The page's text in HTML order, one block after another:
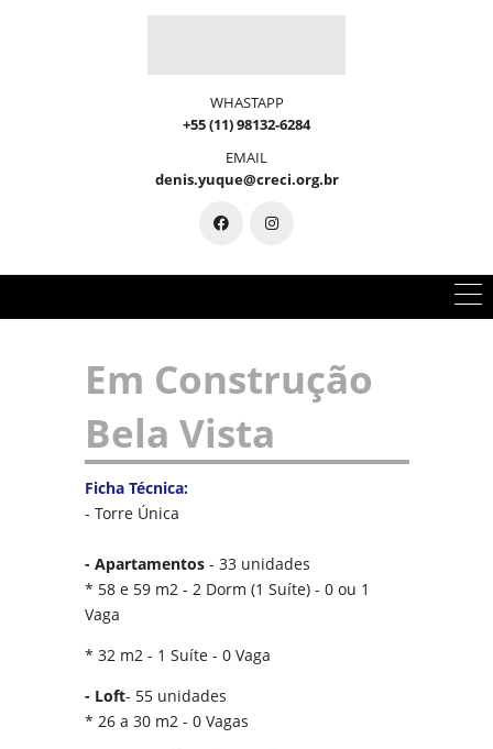
WHASTAPP
+55 (11) 98132-6284
EMAIL
denis.yuque@creci.org.br
Em Construção
Bela Vista
Ficha Técnica:
- Torre Única
- Apartamentos- 33 unidades
* 58 e 59 m2 - 2 Dorm (1 Suíte) - 0 ou 1
Vaga
* 32 m2 - 1 Suíte - 0 Vaga
- Loft- 55 unidades
* 26 a 30 m2 - 0 Vagas